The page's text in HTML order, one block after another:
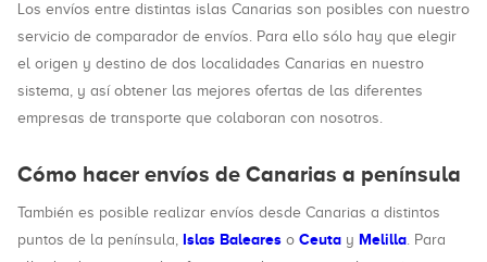
Los envíos entre distintas islas Canarias son posibles con nuestro
servicio de comparador de envíos. Para ello sólo hay que elegir
el origen y destino de dos localidades Canarias en nuestro
sistema, y así obtener las mejores ofertas de las diferentes
empresas de transporte que colaboran con nosotros.
Cómo hacer envíos de Canarias a península
También es posible realizar envíos desde Canarias a distintos
puntos de la península, Islas Baleares o Ceuta y Melilla. Para